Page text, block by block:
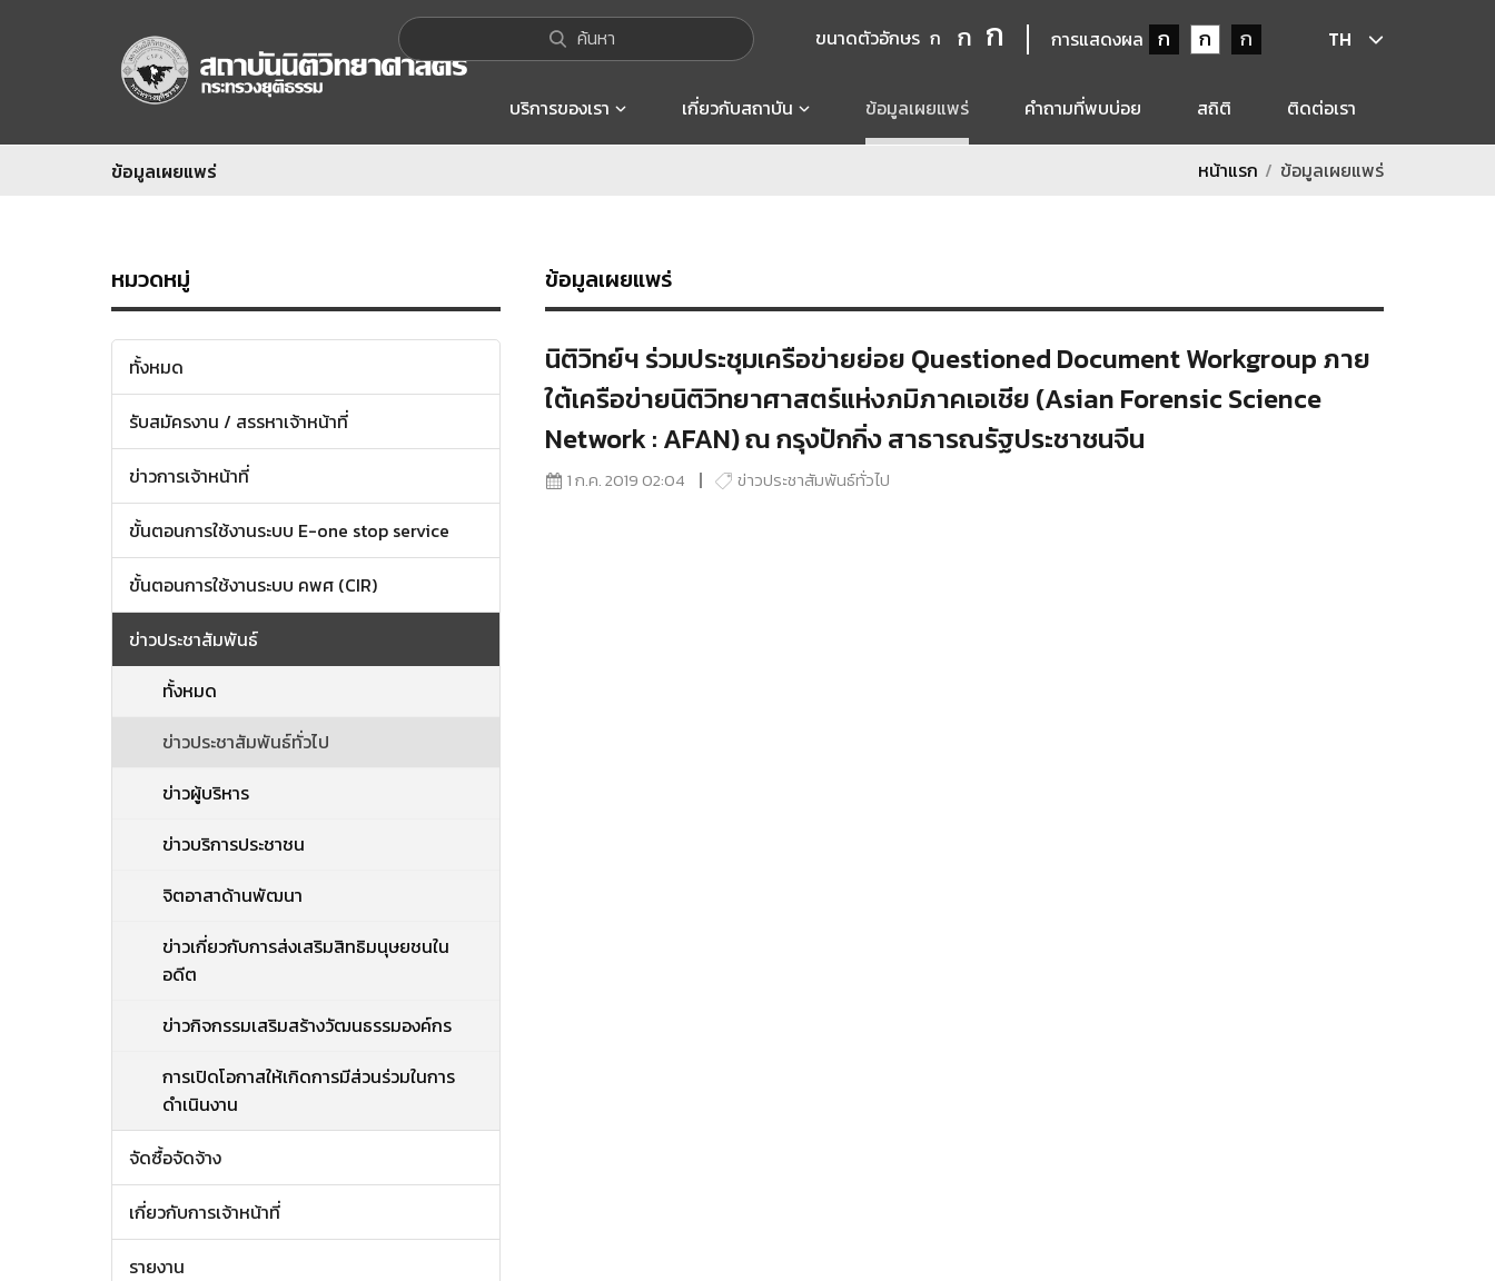
ค้นหา ขนาดตัวอักษร ก ก ก การแสดงผล ก ก ก TH
บริการของเรา เกี่ยวกับสถาบัน ข้อมูลเผยแพร่ คำถามที่พบบ่อย สถิติ ติดต่อเรา
ข้อมูลเผยแพร่ หน้าแรก ข้อมูลเผยแพร่
หมวดหมู่
ทั้งหมด
รับสมัครงาน / สรรหาเจ้าหน้าที่
ข่าวการเจ้าหน้าที่
ขั้นตอนการใช้งานระบบ E-one stop service
ขั้นตอนการใช้งานระบบ คพศ (CIR)
ข่าวประชาสัมพันธ์
ทั้งหมด
ข่าวประชาสัมพันธ์ทั่วไป
ข่าวผู้บริหาร
ข่าวบริการประชาชน
จิตอาสาด้านพัฒนา
ข่าวเกี่ยวกับการส่งเสริมสิทธิมนุษยชนใน
อดีต
ข่าวกิจกรรมเสริมสร้างวัฒนธรรมองค์กร
การเปิดโอกาสให้เกิดการมีส่วนร่วมในการ
ดำเนินงาน
จัดซื้อจัดจ้าง
เกี่ยวกับการเจ้าหน้าที่
รายงาน
ข้อมูลเผยแพร่
นิติวิทย์ฯ ร่วมประชุมเครือข่ายย่อย Questioned Document Workgroup ภาย
ใต้เครือข่ายนิติวิทยาศาสตร์แห่งภมิภาคเอเชีย (Asian Forensic Science
Network : AFAN) ณ กรุงปักกิ่ง สาธารณรัฐประชาชนจีน
1 ก.ค. 2019 02:04 ข่าวประชาสัมพันธ์ทั่วไป